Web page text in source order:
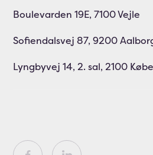
Boulevarden 19E, 7100 Vejle
Sofiendalsvej 87, 9200
Lyngbyvej 14, 2. sal, 2100